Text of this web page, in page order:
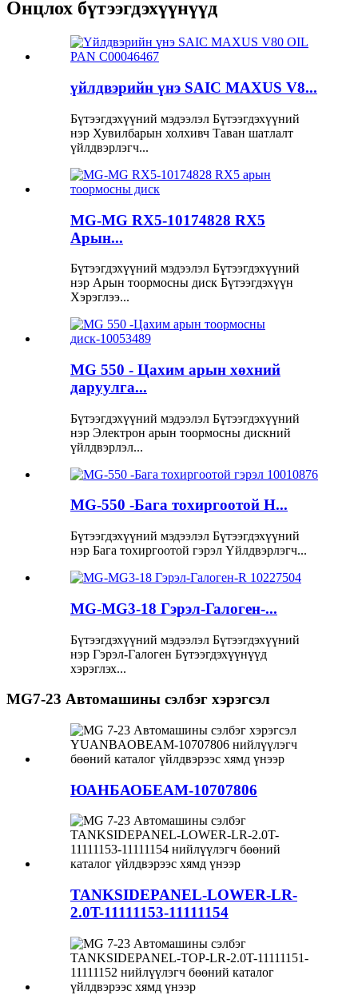
Онцлох бүтээгдэхүүнүүд
үйлдвэрийн үнэ SAIC MAXUS V8...
Бүтээгдэхүүний мэдээлэл Бүтээгдэхүүний
нэр Хувилбарын холхивч Таван шатлалт
үйлдвэрлэгч...
MG-MG RX5-10174828 RX5
Арын...
Бүтээгдэхүүний мэдээлэл Бүтээгдэхүүний
нэр Арын тоормосны диск Бүтээгдэхүүн
Хэрэглээ...
MG 550 - Цахим арын хөхний
даруулга...
Бүтээгдэхүүний мэдээлэл Бүтээгдэхүүний
нэр Электрон арын тоормосны дискний
үйлдвэрлэл...
MG-550 -Бага тохиргоотой H...
Бүтээгдэхүүний мэдээлэл Бүтээгдэхүүний
нэр Бага тохиргоотой гэрэл Үйлдвэрлэгч...
MG-MG3-18 Гэрэл-Галоген-...
Бүтээгдэхүүний мэдээлэл Бүтээгдэхүүний
нэр Гэрэл-Галоген Бүтээгдэхүүнүүд
хэрэглэх...
MG7-23 Автомашины сэлбэг хэрэгсэл
ЮАНБАОБЕАМ-10707806
TANKSIDEPANEL-LOWER-LR-
2.0T-11111153-11111154